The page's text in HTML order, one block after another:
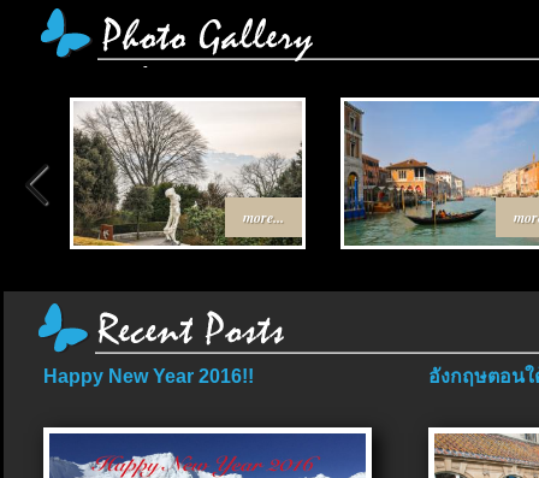
more...
Happy New Year 2016!! อังกฤษตอนใ